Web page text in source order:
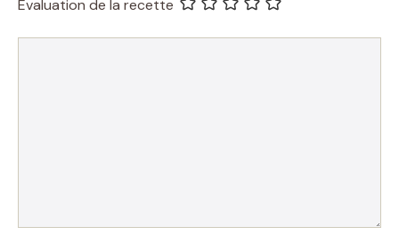
Evaluation de la recette